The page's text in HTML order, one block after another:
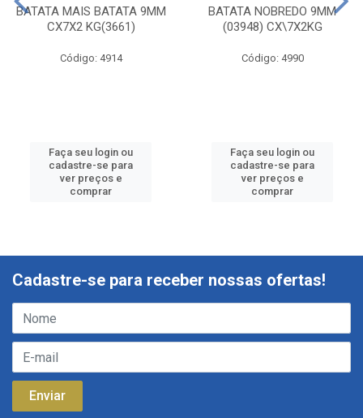
BATATA MAIS BATATA 9MM
CX7X2 KG(3661)
Código: 4914
Faça seu login ou
cadastre-se para
ver preços e
comprar
BATATA NOBREDO 9MM
(03948) CX\7X2KG
Código: 4990
Faça seu login ou
cadastre-se para
ver preços e
comprar
Cadastre-se para receber nossas ofertas!